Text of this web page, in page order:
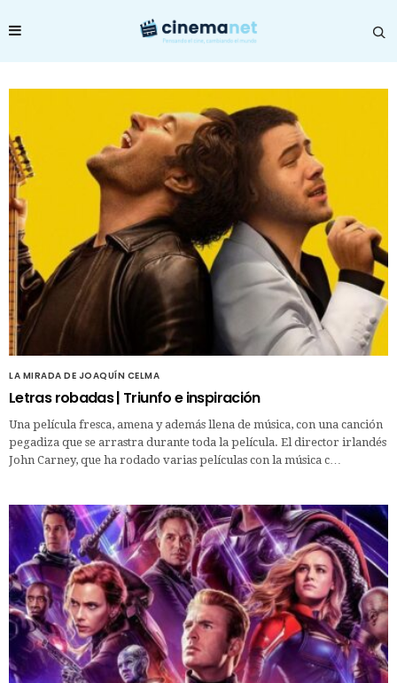
LA MIRADA DE JOAQUÍN CELMA
Letras robadas | Triunfo e inspiración
Una película fresca, amena y además llena de música, con una canción
pegadiza que se arrastra durante toda la película. El director irlandés
John Carney, que ha rodado varias películas con la música c…